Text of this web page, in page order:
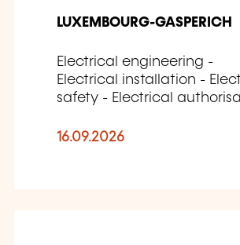
LUXEMBOURG-GASPERICH
Electrical engineering -
Electrical installation -
safety - Electrical
16.09.2026